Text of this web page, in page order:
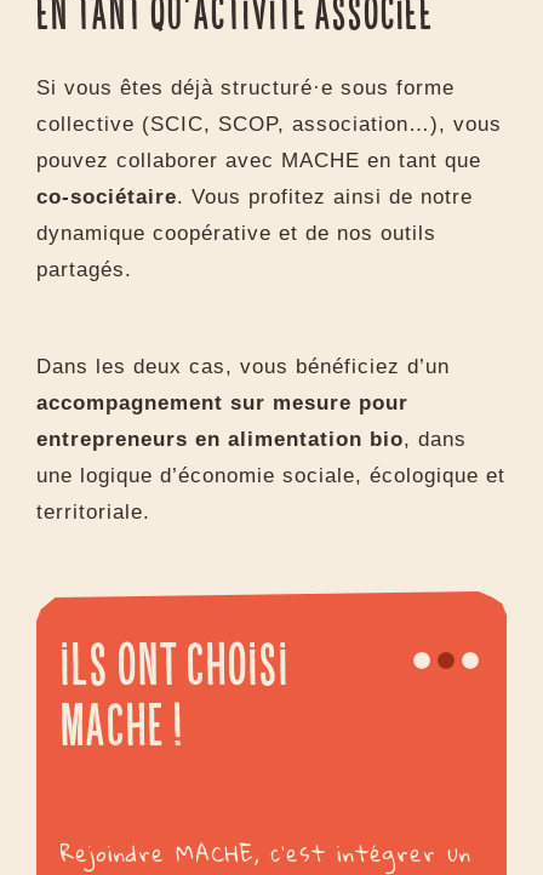
En tant qu’activité associée
Si vous êtes déjà structuré·e sous forme
collective (SCIC, SCOP, association…), vous
pouvez collaborer avec MACHE en tant que
co-sociétaire. Vous profitez ainsi de notre
dynamique coopérative et de nos outils
partagés.
Dans les deux cas, vous bénéficiez d’un
accompagnement sur mesure pour
entrepreneurs en alimentation bio, dans
une logique d’économie sociale, écologique et
territoriale.
Ils ont choisi
Mache !